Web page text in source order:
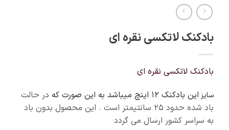
بادکنک لاتکسی نقره ای
بادکنک لاتکسی نقره ای
سایز این بادکنک 12 اینچ میباشد به این صورت که
در حالت
باد شده حدود ۲۵ سانتیمتر است . این محصول بدون باد
به سراسر کشور ارسال می گردد